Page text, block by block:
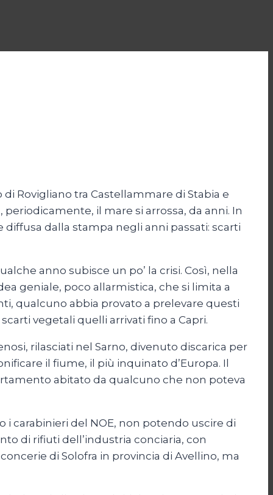
Rovigliano tra Castellammare di Stabia e
il mare si arrossa, da anni. In
dalla stampa negli anni passati: scarti
anno subisce un po’ la crisi. Così, nella
geniale, poco allarmistica, che si limita a
qualcuno abbia provato a prelevare questi
vegetali quelli arrivati fino a Capri.
rilasciati nel Sarno, divenuto discarica per
il fiume, il più inquinato d’Europa. Il
abitato da qualcuno che non poteva
i carabinieri del NOE, non potendo uscire di
di rifiuti dell’industria conciaria, con
di Solofra in provincia di Avellino, ma